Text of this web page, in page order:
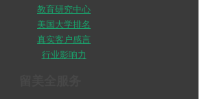
教育研究中心
美国大学排名
真实客户感言
行业影响力